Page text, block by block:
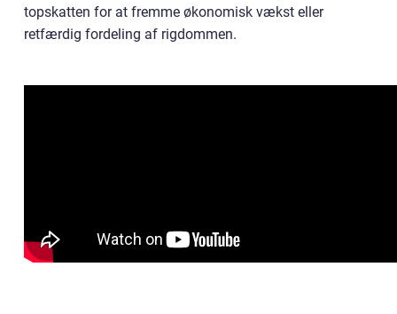
topskatten for at fremme økonomisk vækst eller
retfærdig fordeling af rigdommen.